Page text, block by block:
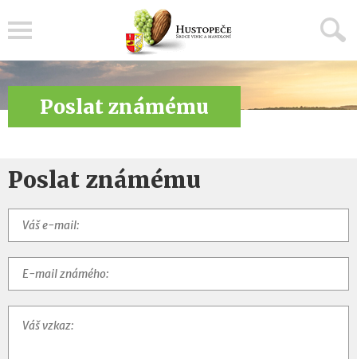
Poslat známému
Poslat známému